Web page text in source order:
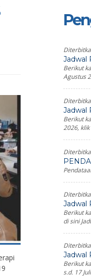
Jadwal
Berikut
Agustus
Jadwal
Berikut
2026,
Jadwal
Berikut
di sini
Jadwal
Berikut
s.d. 17